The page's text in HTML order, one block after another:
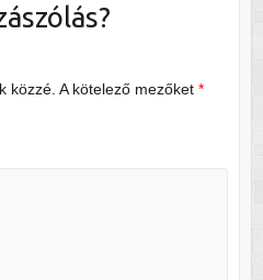
közzé. A kötelező mezőket *